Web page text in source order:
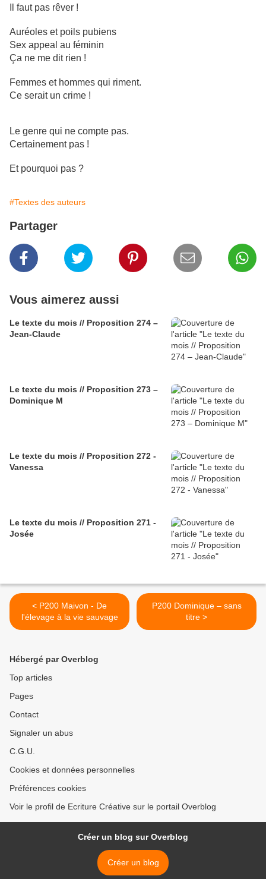
Il faut pas rêver !
Auréoles et poils pubiens
Sex appeal au féminin
Ça ne me dit rien !
Femmes et hommes qui riment.
Ce serait un crime !
Le genre qui ne compte pas.
Certainement pas !
Et pourquoi pas ?
#Textes des auteurs
Partager
Vous aimerez aussi
Le texte du mois // Proposition 274 –
Jean-Claude
Le texte du mois // Proposition 273 –
Dominique M
Le texte du mois // Proposition 272 -
Vanessa
Le texte du mois // Proposition 271 -
Josée
< P200 Maivon - De
l'élevage à la vie sauvage
P200 Dominique – sans
titre >
Hébergé par Overblog
Top articles
Pages
Contact
Signaler un abus
C.G.U.
Cookies et données personnelles
Préférences cookies
Voir le profil de Ecriture Créative sur le portail Overblog
Créer un blog sur Overblog
Créer un blog